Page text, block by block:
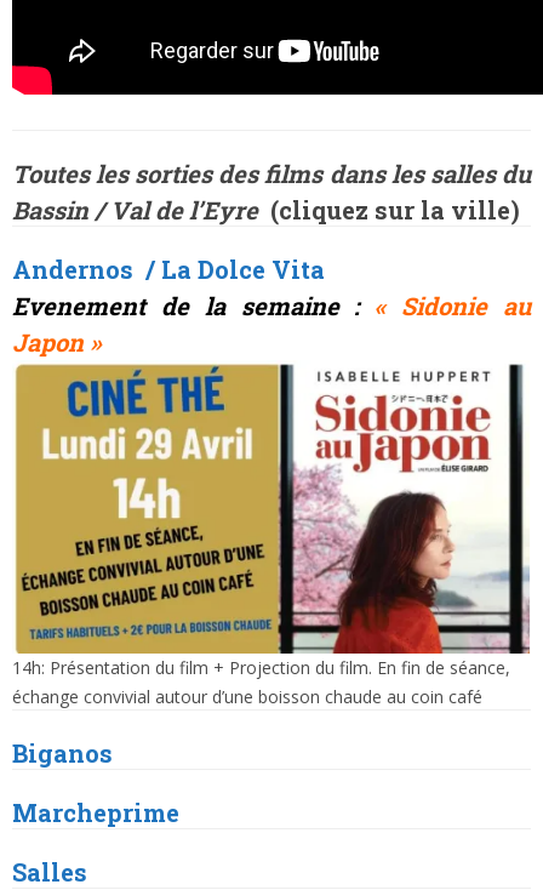
Toutes les sorties des films dans les salles du
Bassin / Val de l’Eyre(cliquez sur la ville)
Andernos / La Dolce Vita
Evenement de la semaine :« Sidonie au
Japon »
14h: Présentation du film + Projection du film. En fin de séance,
échange convivial autour d’une boisson chaude au coin café
Biganos
Marcheprime
Salles